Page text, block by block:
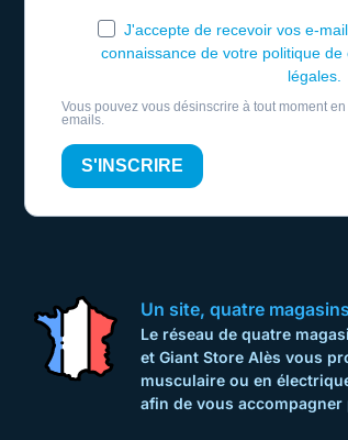
J'accepte de recevoir vos e-
connaissance de votre politique
légales.
Vous pouvez vous désinscrire à tout moment
emails.
S'INSCRIRE
Un site, quatre
Le réseau de quatre
et Giant Store Alès vous
musculaire ou en
afin de vous